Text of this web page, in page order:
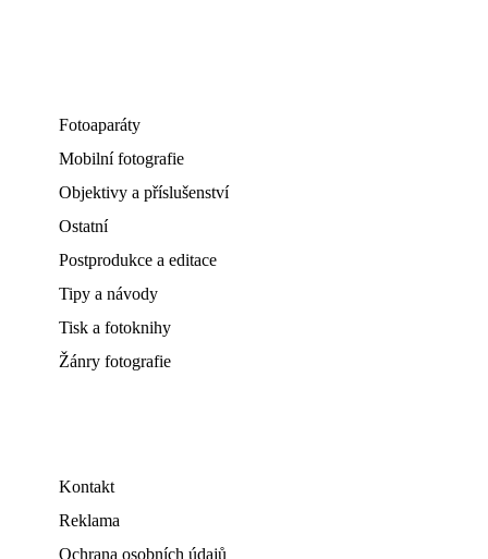
Fotoaparáty
Mobilní fotografie
Objektivy a příslušenství
Ostatní
Postprodukce a editace
Tipy a návody
Tisk a fotoknihy
Žánry fotografie
Kontakt
Reklama
Ochrana osobních údajů